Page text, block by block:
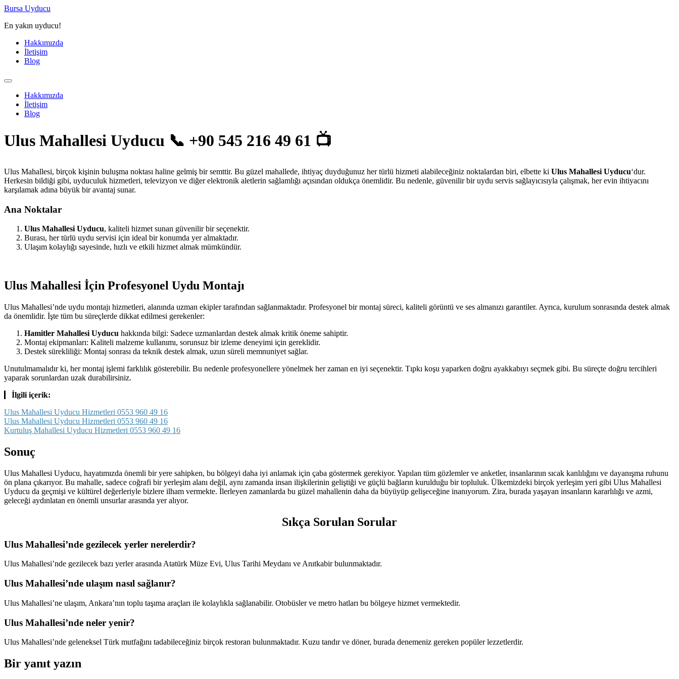
Bursa Uyducu
En yakın uyducu!
Hakkımızda
İletişim
Blog
Hakkımızda
İletişim
Blog
Ulus Mahallesi Uyducu 📞 +90 545 216 49 61 📺
Ulus Mahallesi, birçok kişinin buluşma noktası haline gelmiş bir semttir. Bu güzel mahallede, ihtiyaç duyduğunuz her türlü hizmeti alabileceğiniz noktalardan biri, elbette ki Ulus Mahallesi Uyducu‘dur.
Herkesin bildiği gibi, uyduculuk hizmetleri, televizyon ve diğer elektronik aletlerin sağlamlığı açısından oldukça önemlidir. Bu nedenle, güvenilir bir uydu servis sağlayıcısıyla çalışmak, her evin ihtiyacını
karşılamak adına büyük bir avantaj sunar.
Ana Noktalar
Ulus Mahallesi Uyducu, kaliteli hizmet sunan güvenilir bir seçenektir.
Burası, her türlü uydu servisi için ideal bir konumda yer almaktadır.
Ulaşım kolaylığı sayesinde, hızlı ve etkili hizmet almak mümkündür.
Ulus Mahallesi İçin Profesyonel Uydu Montajı
Ulus Mahallesi’nde uydu montajı hizmetleri, alanında uzman ekipler tarafından sağlanmaktadır. Profesyonel bir montaj süreci, kaliteli görüntü ve ses almanızı garantiler. Ayrıca, kurulum sonrasında destek almak
da önemlidir. İşte tüm bu süreçlerde dikkat edilmesi gerekenler:
Hamitler Mahallesi Uyducu hakkında bilgi: Sadece uzmanlardan destek almak kritik öneme sahiptir.
Montaj ekipmanları: Kaliteli malzeme kullanımı, sorunsuz bir izleme deneyimi için gereklidir.
Destek sürekliliği: Montaj sonrası da teknik destek almak, uzun süreli memnuniyet sağlar.
Unutulmamalıdır ki, her montaj işlemi farklılık gösterebilir. Bu nedenle profesyonellere yönelmek her zaman en iyi seçenektir. Tıpkı koşu yaparken doğru ayakkabıyı seçmek gibi. Bu süreçte doğru tercihleri
yaparak sorunlardan uzak durabilirsiniz.
İlgili içerik:
Ulus Mahallesi Uyducu Hizmetleri 0553 960 49 16
Ulus Mahallesi Uyducu Hizmetleri 0553 960 49 16
Kurtuluş Mahallesi Uyducu Hizmetleri 0553 960 49 16
Sonuç
Ulus Mahallesi Uyducu, hayatımızda önemli bir yere sahipken, bu bölgeyi daha iyi anlamak için çaba göstermek gerekiyor. Yapılan tüm gözlemler ve anketler, insanlarının sıcak kanlılığını ve dayanışma ruhunu
ön plana çıkarıyor. Bu mahalle, sadece coğrafi bir yerleşim alanı değil, aynı zamanda insan ilişkilerinin geliştiği ve güçlü bağların kurulduğu bir topluluk. Ülkemizdeki birçok yerleşim yeri gibi Ulus Mahallesi
Uyducu da geçmişi ve kültürel değerleriyle bizlere ilham vermekte. İlerleyen zamanlarda bu güzel mahallenin daha da büyüyüp gelişeceğine inanıyorum. Zira, burada yaşayan insanların kararlılığı ve azmi,
geleceği aydınlatan en önemli unsurlar arasında yer alıyor.
Sıkça Sorulan Sorular
Ulus Mahallesi’nde gezilecek yerler nerelerdir?
Ulus Mahallesi’nde gezilecek bazı yerler arasında Atatürk Müze Evi, Ulus Tarihi Meydanı ve Anıtkabir bulunmaktadır.
Ulus Mahallesi’nde ulaşım nasıl sağlanır?
Ulus Mahallesi’ne ulaşım, Ankara’nın toplu taşıma araçları ile kolaylıkla sağlanabilir. Otobüsler ve metro hatları bu bölgeye hizmet vermektedir.
Ulus Mahallesi’nde neler yenir?
Ulus Mahallesi’nde geleneksel Türk mutfağını tadabileceğiniz birçok restoran bulunmaktadır. Kuzu tandır ve döner, burada denemeniz gereken popüler lezzetlerdir.
Bir yanıt yazın